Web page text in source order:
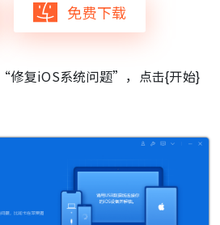
免费下载
修复iOS系统问题”，点击{开始}